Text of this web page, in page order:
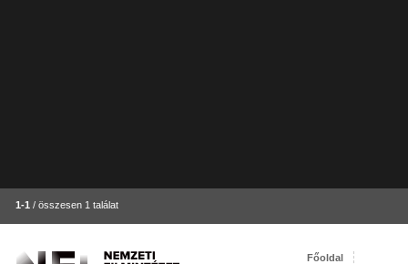
1-1 / összesen 1 találat
Főoldal